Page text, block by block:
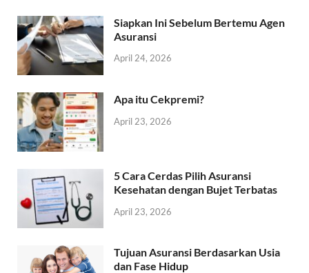
Siapkan Ini Sebelum Bertemu Agen
Asuransi
April 24, 2026
Apa itu Cekpremi?
April 23, 2026
5 Cara Cerdas Pilih Asuransi
Kesehatan dengan Bujet Terbatas
April 23, 2026
Tujuan Asuransi Berdasarkan Usia
dan Fase Hidup